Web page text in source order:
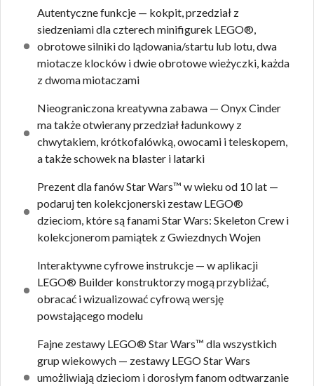
Autentyczne funkcje — kokpit, przedział z
siedzeniami dla czterech minifigurek LEGO®,
obrotowe silniki do lądowania/startu lub lotu, dwa
miotacze klocków i dwie obrotowe wieżyczki, każda
z dwoma miotaczami
Nieograniczona kreatywna zabawa — Onyx Cinder
ma także otwierany przedział ładunkowy z
chwytakiem, krótkofalówką, owocami i teleskopem,
a także schowek na blaster i latarki
Prezent dla fanów Star Wars™ w wieku od 10 lat —
podaruj ten kolekcjonerski zestaw LEGO®
dzieciom, które są fanami Star Wars: Skeleton Crew i
kolekcjonerom pamiątek z Gwiezdnych Wojen
Interaktywne cyfrowe instrukcje — w aplikacji
LEGO® Builder konstruktorzy mogą przybliżać,
obracać i wizualizować cyfrową wersję
powstającego modelu
Fajne zestawy LEGO® Star Wars™ dla wszystkich
grup wiekowych — zestawy LEGO Star Wars
umożliwiają dzieciom i dorosłym fanom odtwarzanie